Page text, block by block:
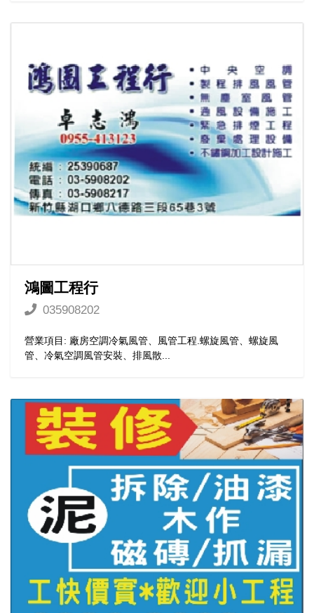
鴻圖工程行
035908202
營業項目: 廠房空調冷氣風管、風管工程.螺旋風管、螺旋風
管、冷氣空調風管安裝、排風散...